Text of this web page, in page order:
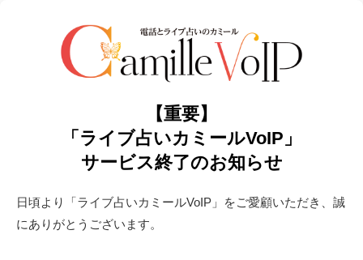
【重要】
「ライブ占いカミールVoIP」
サービス終了のお知らせ
日頃より「ライブ占いカミールVoIP」をご愛顧いただき、誠
にありがとうございます。